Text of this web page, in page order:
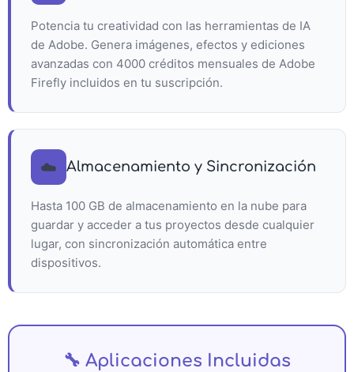
Potencia tu creatividad con las herramientas de IA
de Adobe. Genera imágenes, efectos y ediciones
avanzadas con 4000 créditos mensuales de Adobe
Firefly incluidos en tu suscripción.
☁️ Almacenamiento y Sincronización
Hasta 100 GB de almacenamiento en la nube para
guardar y acceder a tus proyectos desde cualquier
lugar, con sincronización automática entre
dispositivos.
🔧 Aplicaciones Incluidas